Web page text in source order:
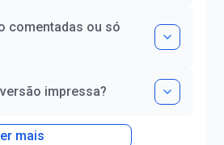
comentadas ou só
impressa?
mais